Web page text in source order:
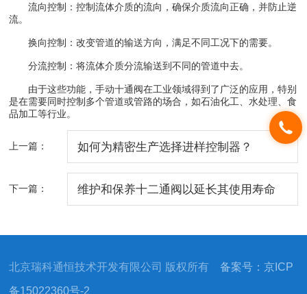
流向控制：控制流体介质的流向，确保介质流向正确，并防止逆
流。
换向控制：改变管道的输送方向，满足不同工况下的需要。
分流控制：将流体介质分流输送到不同的管道中去。
由于这些功能，手动十通阀在工业领域得到了广泛的应用，特别
是在需要同时控制多个管道或管路的场合，如石油化工、水处理、食
品加工等行业。
上一篇： 如何为精密生产选择进样控制器？
下一篇： 维护和保养十二通阀以延长其使用寿命
北京瑞科通恒技术开发有限公司 版权所有备案号：京ICP
备15022360号-2